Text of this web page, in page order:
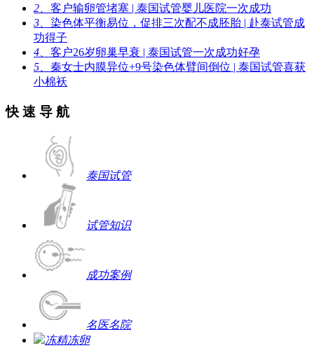
2、 客户输卵管堵塞 | 泰国试管婴儿医院一次成功
3、 染色体平衡易位，促排三次配不成胚胎 | 赴泰试管成
功得子
4、 客户26岁卵巢早衰 | 泰国试管一次成功好孕
5、 秦女士内膜异位+9号染色体臂间倒位 | 泰国试管喜获
小棉袄
快 速 导 航
泰国试管
试管知识
成功案例
名医名院
冻精冻卵